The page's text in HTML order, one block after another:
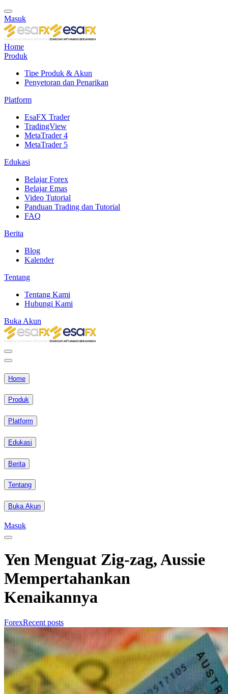
Masuk
Home
Produk
Tipe Produk & Akun
Penyetoran dan Penarikan
Platform
EsaFX Trader
TradingView
MetaTrader 4
MetaTrader 5
Edukasi
Belajar Forex
Belajar Emas
Video Tutorial
Panduan Trading dan Tutorial
FAQ
Berita
Blog
Kalender
Tentang
Tentang Kami
Hubungi Kami
Buka Akun
Home
Produk
Platform
Edukasi
Berita
Tentang
Buka Akun
Masuk
Yen Menguat Zig-zag, Aussie
Mempertahankan
Kenaikannya
ForexRecent posts